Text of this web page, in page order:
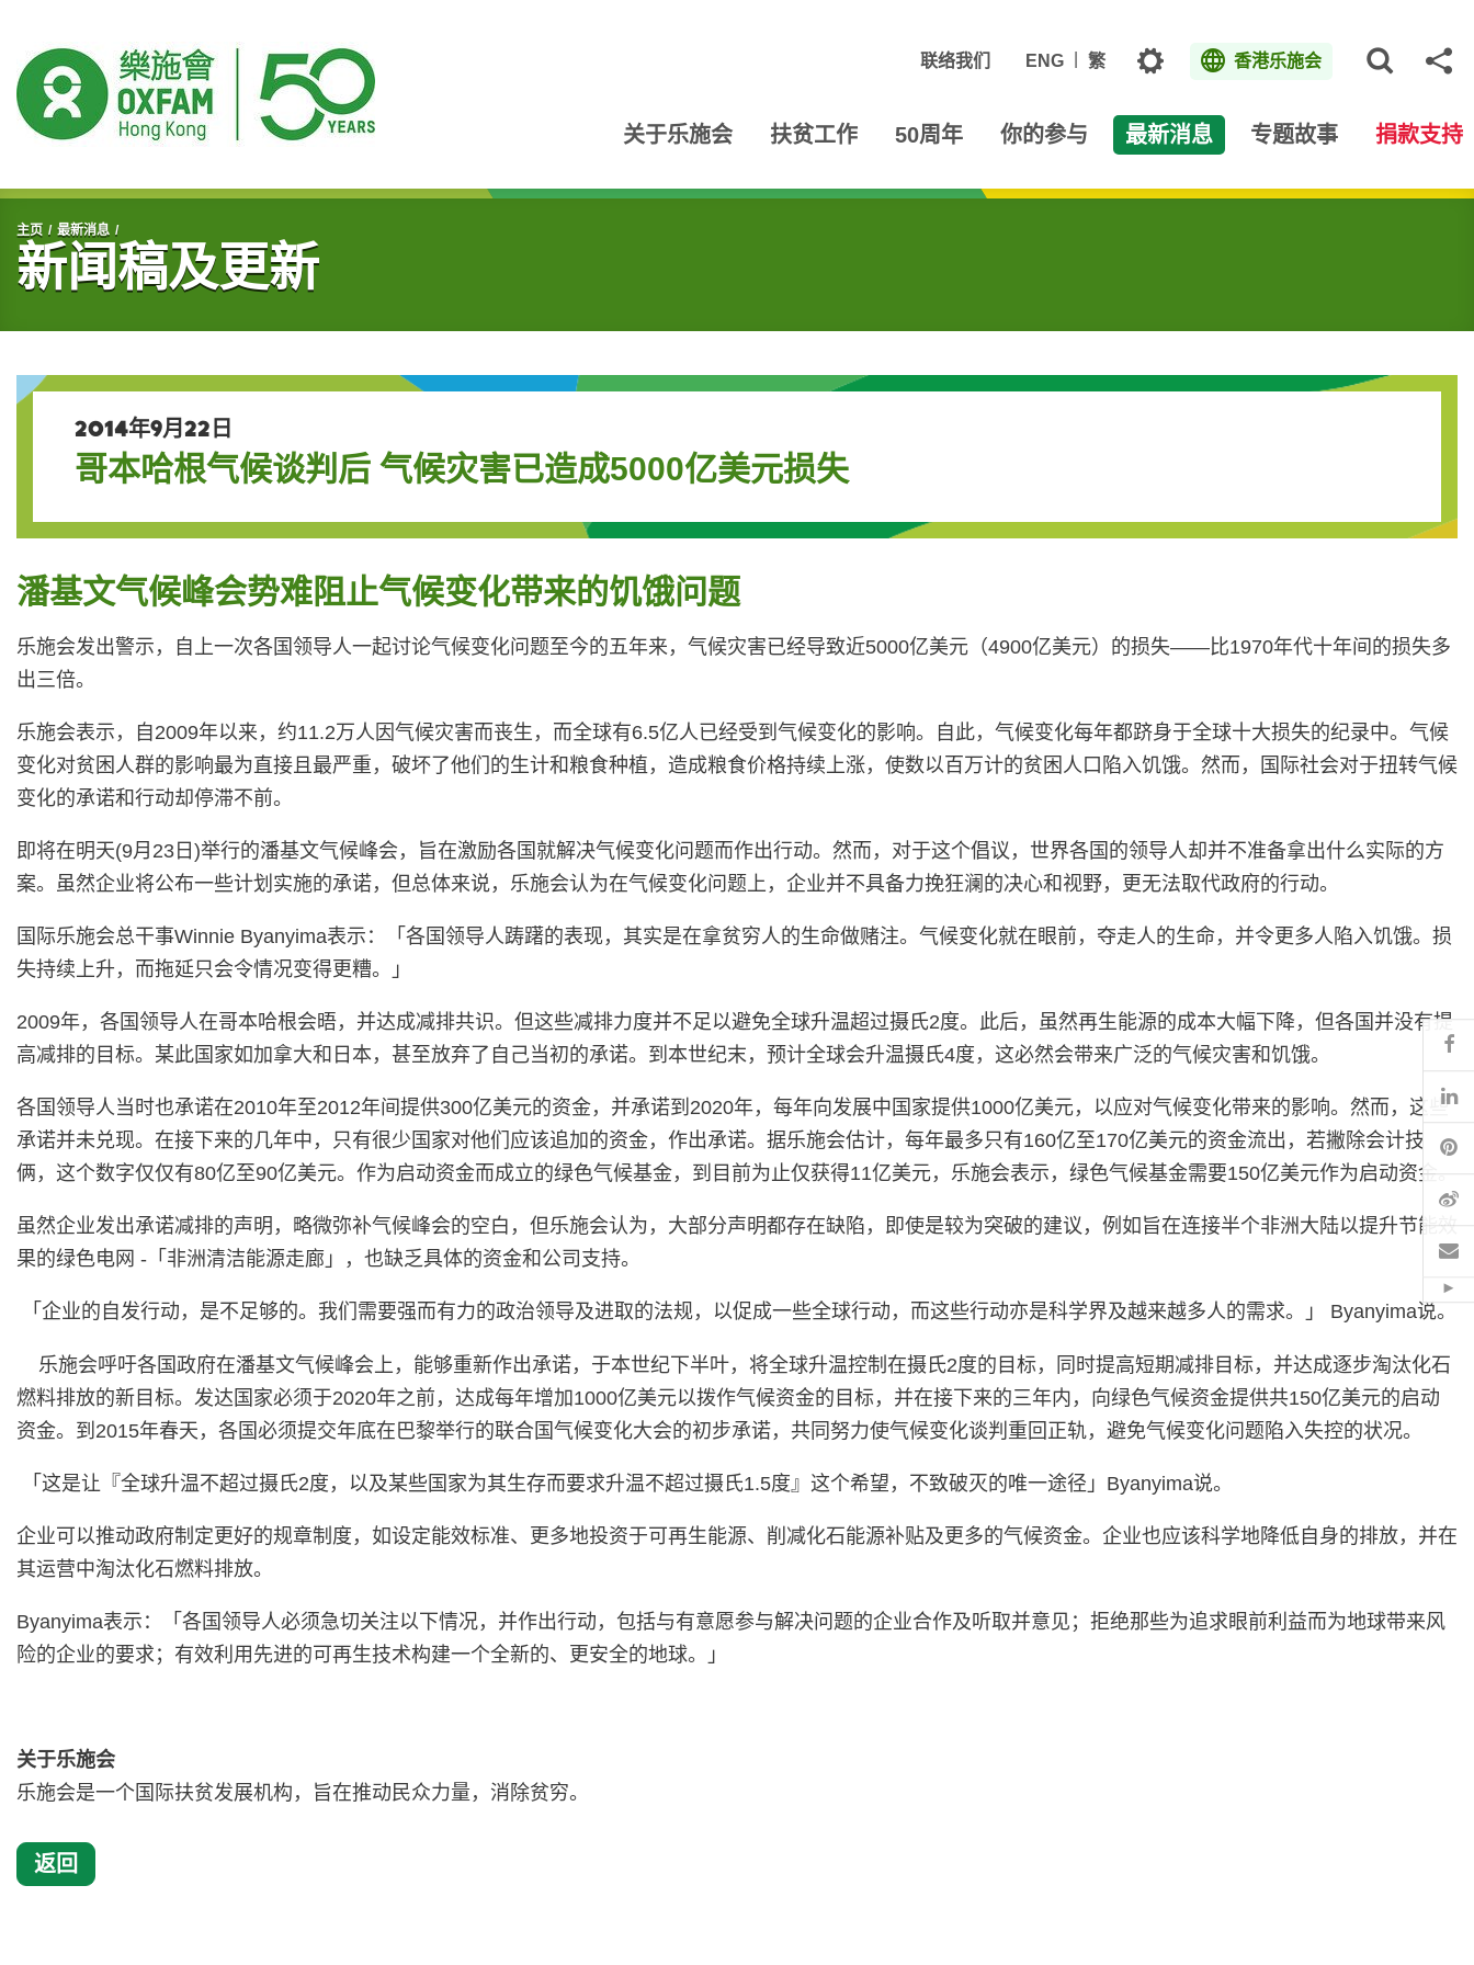
联络我们 ENG 繁 主题 香港乐施会
关于乐施会 扶贫工作 50周年 你的参与 最新消息 专题故事 捐款支持
开始主要内容
主页 最新消息
新闻稿及更新
2014年9月22日
哥本哈根气候谈判后 气候灾害已造成5000亿美元损失
潘基文气候峰会势难阻止气候变化带来的饥饿问题
乐施会发出警示，自上一次各国领导人一起讨论气候变化问题至今的五年来，气候灾害已经导致近5000亿美元（4900亿美元）的损失——比1970年代十年间的损失多
出三倍。
乐施会表示，自2009年以来，约11.2万人因气候灾害而丧生，而全球有6.5亿人已经受到气候变化的影响。自此，气候变化每年都跻身于全球十大损失的纪录中。气候
变化对贫困人群的影响最为直接且最严重，破坏了他们的生计和粮食种植，造成粮食价格持续上涨，使数以百万计的贫困人口陷入饥饿。然而，国际社会对于扭转气候
变化的承诺和行动却停滞不前。
即将在明天(9月23日)举行的潘基文气候峰会，旨在激励各国就解决气候变化问题而作出行动。然而，对于这个倡议，世界各国的领导人却并不准备拿出什么实际的方
案。虽然企业将公布一些计划实施的承诺，但总体来说，乐施会认为在气候变化问题上，企业并不具备力挽狂澜的决心和视野，更无法取代政府的行动。
国际乐施会总干事Winnie Byanyima表示：「各国领导人踌躇的表现，其实是在拿贫穷人的生命做赌注。气候变化就在眼前，夺走人的生命，并令更多人陷入饥饿。损
失持续上升，而拖延只会令情况变得更糟。」
2009年，各国领导人在哥本哈根会晤，并达成减排共识。但这些减排力度并不足以避免全球升温超过摄氏2度。此后，虽然再生能源的成本大幅下降，但各国并没有提
高减排的目标。某此国家如加拿大和日本，甚至放弃了自己当初的承诺。到本世纪末，预计全球会升温摄氏4度，这必然会带来广泛的气候灾害和饥饿。
各国领导人当时也承诺在2010年至2012年间提供300亿美元的资金，并承诺到2020年，每年向发展中国家提供1000亿美元，以应对气候变化带来的影响。然而，这些
承诺并未兑现。在接下来的几年中，只有很少国家对他们应该追加的资金，作出承诺。据乐施会估计，每年最多只有160亿至170亿美元的资金流出，若撇除会计技
俩，这个数字仅仅有80亿至90亿美元。作为启动资金而成立的绿色气候基金，到目前为止仅获得11亿美元，乐施会表示，绿色气候基金需要150亿美元作为启动资金。
虽然企业发出承诺减排的声明，略微弥补气候峰会的空白，但乐施会认为，大部分声明都存在缺陷，即使是较为突破的建议，例如旨在连接半个非洲大陆以提升节能效
果的绿色电网 -「非洲清洁能源走廊」，也缺乏具体的资金和公司支持。
「企业的自发行动，是不足够的。我们需要强而有力的政治领导及进取的法规，以促成一些全球行动，而这些行动亦是科学界及越来越多人的需求。」 Byanyima说。
乐施会呼吁各国政府在潘基文气候峰会上，能够重新作出承诺，于本世纪下半叶，将全球升温控制在摄氏2度的目标，同时提高短期减排目标，并达成逐步淘汰化石
燃料排放的新目标。发达国家必须于2020年之前，达成每年增加1000亿美元以拨作气候资金的目标，并在接下来的三年内，向绿色气候资金提供共150亿美元的启动
资金。到2015年春天，各国必须提交年底在巴黎举行的联合国气候变化大会的初步承诺，共同努力使气候变化谈判重回正轨，避免气候变化问题陷入失控的状况。
「这是让『全球升温不超过摄氏2度，以及某些国家为其生存而要求升温不超过摄氏1.5度』这个希望，不致破灭的唯一途径」Byanyima说。
企业可以推动政府制定更好的规章制度，如设定能效标准、更多地投资于可再生能源、削减化石能源补贴及更多的气候资金。企业也应该科学地降低自身的排放，并在
其运营中淘汰化石燃料排放。
Byanyima表示：「各国领导人必须急切关注以下情况，并作出行动，包括与有意愿参与解决问题的企业合作及听取并意见；拒绝那些为追求眼前利益而为地球带来风
险的企业的要求；有效利用先进的可再生技术构建一个全新的、更安全的地球。」
关于乐施会
乐施会是一个国际扶贫发展机构，旨在推动民众力量，消除贫穷。
返回